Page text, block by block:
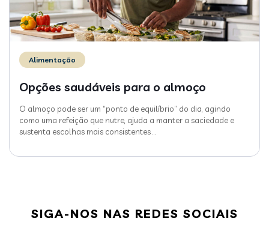
Alimentação
Opções saudáveis para o almoço
O almoço pode ser um “ponto de equilíbrio” do dia, agindo
como uma refeição que nutre, ajuda a manter a saciedade e
sustenta escolhas mais consistentes…
SIGA-NOS NAS REDES SOCIAIS